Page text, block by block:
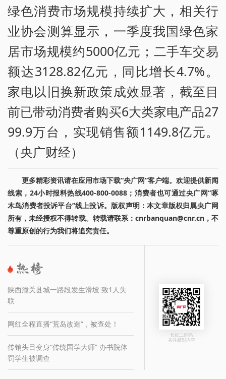
绿色消费市场规模持续扩大，相关行
业协会测算显示，一季度我国绿色家
居市场规模约5000亿元；二手车交易
额达3128.82亿元，同比增长4.7%。
家电以旧换新政策成效显著，截至目
前已带动消费者购买6大类家电产品27
99.9万台，实现销售额1149.8亿元。
（央广财经）
更多精彩资讯请在应用市场下载“央广网”客户端。欢迎提供新闻
线索，24小时报料热线400-800-0088；消费者也可通过央广网“啄
木鸟消费者投诉平台”线上投诉。版权声明：本文章版权归属央广网
所有，未经授权不得转载。转载请联系：cnrbanquan@cnr.cn，不
尊重原创的行为我们将追究责任。
陕西潼关县城一路段发生滑坡 致1人失
联
网红全程直播“荒岛改造”，被查处！
传销头目变身“传统国学大师” 办书院体
罚学生被调查
长按二维码
关注精彩内容